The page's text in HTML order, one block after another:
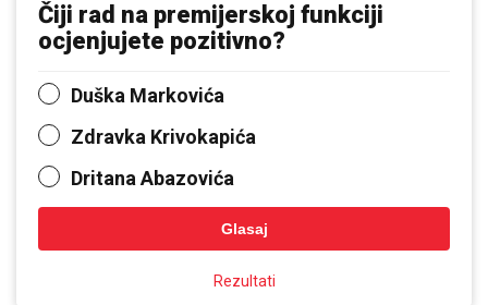
Čiji rad na premijerskoj funkciji
ocjenjujete pozitivno?
Duška Markovića
Zdravka Krivokapića
Dritana Abazovića
Glasaj
Rezultati